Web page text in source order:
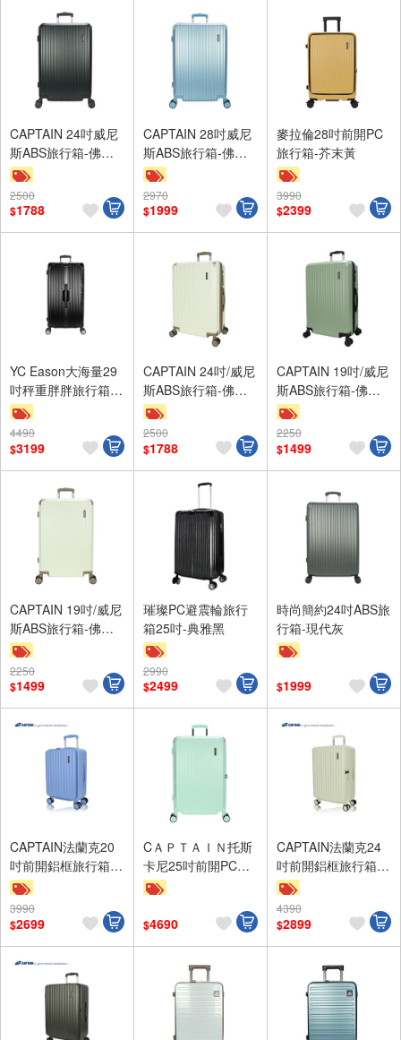
CAPTAIN 24吋威尼
斯ABS旅行箱-佛羅
黑
滿額9折
贈$200
2500
$1788
CAPTAIN 28吋威尼
斯ABS旅行箱-佛羅
藍
滿額9折
贈$200
2970
$1999
麥拉倫28吋前開PC
旅行箱-芥末黃
滿額9折
贈$200
3990
$2399
YC Eason大海量29
吋秤重胖胖旅行箱-
黑色
滿額9折
贈$200
4490
$3199
CAPTAIN 24吋/威尼
斯ABS旅行箱-佛羅
白
滿額9折
贈$200
2500
$1788
CAPTAIN 19吋/威尼
斯ABS旅行箱-佛羅
綠
滿額9折
贈$200
2250
$1499
CAPTAIN 19吋/威尼
斯ABS旅行箱-佛羅
白
滿額9折
贈$200
2250
$1499
璀璨PC避震輪旅行
箱25吋-典雅黑
滿額9折
贈$200
2990
$2499
時尚簡約24吋ABS旅
行箱-現代灰
贈$200
$1999
CAPTAIN法蘭克20
吋前開鋁框旅行箱-
湛海藍
滿額9折
贈$200
3990
$2699
CＡＰＴＡＩＮ托斯
卡尼25吋前開PC旅
行箱-薄荷綠
贈$200
$4690
CAPTAIN法蘭克24
吋前開鋁框旅行箱-
白色
滿額9折
贈$200
4390
$2899